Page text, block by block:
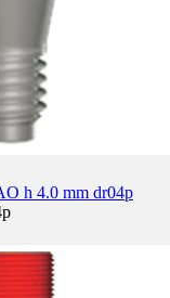
h 4.0 mm dr04p